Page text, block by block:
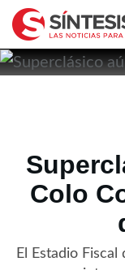
Colo
El Estadio